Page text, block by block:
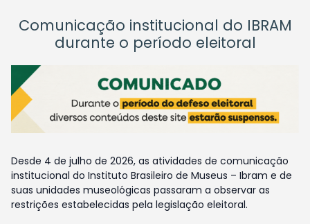
Comunicação institucional do IBRAM
durante o período eleitoral
Desde 4 de julho de 2026, as atividades de comunicação
institucional do Instituto Brasileiro de Museus – Ibram e de
suas unidades museológicas passaram a observar as
restrições estabelecidas pela legislação eleitoral.